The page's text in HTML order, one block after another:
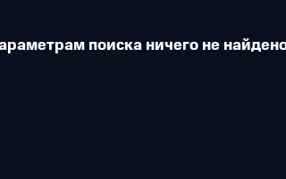
поиска ничего не